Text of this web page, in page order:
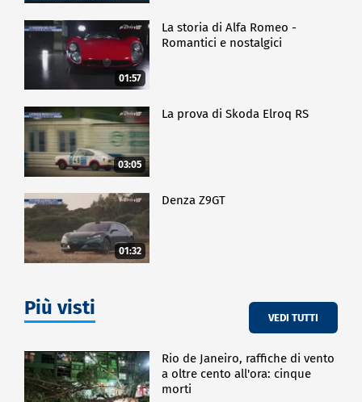
01:57
La storia di Alfa Romeo -
Romantici e nostalgici
03:05
La prova di Skoda Elroq RS
01:32
Denza Z9GT
Più visti VEDI TUTTI
Rio de Janeiro, raffiche di vento
a oltre cento all'ora: cinque
morti